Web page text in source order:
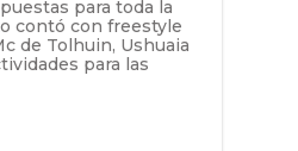
para toda la
contó con freestyle
de Tolhuin, Ushuaia
para las